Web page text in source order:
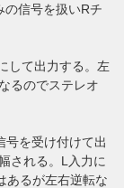
の信号を扱いRチ
して出力する。左
るのでステレオ
号を受け付けて出
される。L入力に
あるが左右逆転な